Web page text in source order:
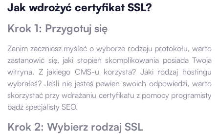
Jak wdrożyć certyfikat SSL?
Krok 1: Przygotuj się
Zanim zaczniesz myśleć o wyborze rodzaju protokołu, warto
zastanowić się, jaki stopień skomplikowania posiada Twoja
witryna. Z jakiego CMS-u korzysta? Jaki rodzaj hostingu
wybrałeś? Jeśli nie jesteś pewien swoich odpowiedzi, warto
skorzystać przy wdrażaniu certyfikatu z pomocy programisty
bądź specjalisty SEO.
Krok 2: Wybierz rodzaj SSL